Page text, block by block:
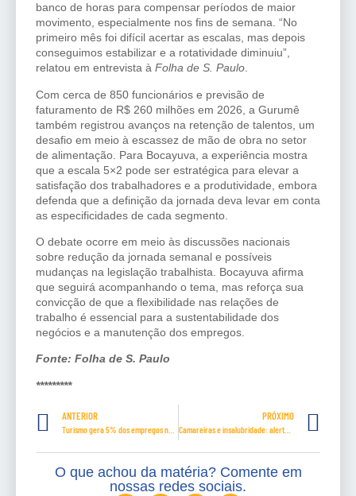
banco de horas para compensar períodos de maior
movimento, especialmente nos fins de semana. “No
primeiro mês foi difícil acertar as escalas, mas depois
conseguimos estabilizar e a rotatividade diminuiu”,
relatou em entrevista à Folha de S. Paulo.
Com cerca de 850 funcionários e previsão de
faturamento de R$ 260 milhões em 2026, a Gurumê
também registrou avanços na retenção de talentos, um
desafio em meio à escassez de mão de obra no setor
de alimentação. Para Bocayuva, a experiência mostra
que a escala 5×2 pode ser estratégica para elevar a
satisfação dos trabalhadores e a produtividade, embora
defenda que a definição da jornada deva levar em conta
as especificidades de cada segmento.
O debate ocorre em meio às discussões nacionais
sobre redução da jornada semanal e possíveis
mudanças na legislação trabalhista. Bocayuva afirma
que seguirá acompanhando o tema, mas reforça sua
convicção de que a flexibilidade nas relações de
trabalho é essencial para a sustentabilidade dos
negócios e a manutenção dos empregos.
Fonte: Folha de S. Paulo
*********
ANTERIOR PRÓXIMO
Camareiras e insalubridade: alerta sindical e profissional diante do Tema 43
O que achou da matéria? Comente em
nossas redes sociais.